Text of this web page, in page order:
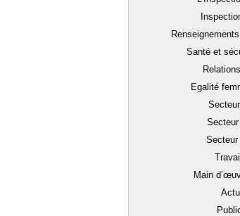
Santé et
Egalité
Main